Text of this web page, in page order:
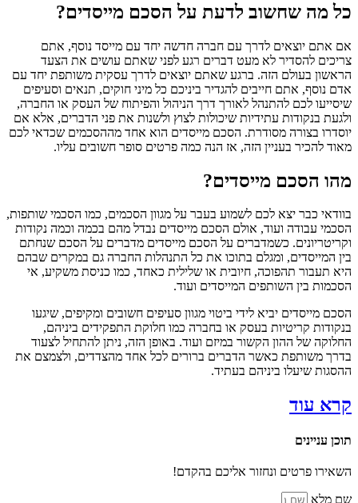
כל מה שחשוב לדעת על הסכם מייסדים?
אם אתם יוצאים לדרך עם חברה חדשה יחד עם מייסד נוסף, אתם
צריכים להסדיר לא מעט דברים רגע לפני שאתם עושים את הצעד
הראשון בעולם הזה. ברגע שאתם יוצאים לדרך עסקית משותפת יחד עם
אדם נוסף, אתם חייבים להגדיר ביניכם כל מיני חוקים, תנאים וסעיפים
שיסייעו לכם להתנהל לאורך דרך הניהול והפיתוח של העסק או החברה,
ולגעת בנקודות עתידיות שיכולות לצוץ ולשנות את פני הדברים, אלא אם
יוסדרו בצורה מסודרת. הסכם מייסדים הוא אחד מההסכמים שכדאי לכם
מאוד להכיר בעניין הזה, אז הנה כמה פרטים סופר חשובים עליו.
מהו הסכם מייסדים?
בוודאי כבר יצא לכם לשמוע בעבר על מגוון הסכמים, כמו הסכמי שותפות,
הסכמי עבודה ועוד, אולם הסכם מייסדים נבדל מהם בכמה וכמה נקודות
וקריטריונים. כשמדברים על הסכם מייסדים מדברים על הסכם שנחתם
בין המייסדים, ומגלם בתוכו את כל התנהלות החברה גם במקרים שבהם
היא תעבור תהפוכה, חיובית או שלילית כאחד, כמו כניסת משקיע, אי
הסכמות בין השותפים המייסדים ועוד.
הסכם מייסדים יביא לידי ביטוי מגוון סעיפים חשובים ומקיפים, שיגעו
בנקודות קריטיות בעסק או בחברה כמו חלוקת התפקידים ביניהם,
החלוקה של ההון הקשור במיזם ועוד. באופן הזה, ניתן להתחיל לצעוד
בדרך משותפת כאשר הדברים ברורים לכל אחד מהצדדים, ולצמצם את
ההסגות שיעלו ביניהם בעתיד.
קרא עוד
תוכן עניינים
השאירו פרטים ונחזור אליכם בהקדם!
שם מלא